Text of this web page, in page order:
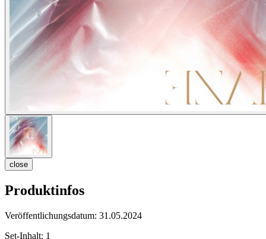
close
Produktinfos
Veröffentlichungsdatum: 31.05.2024
Set-Inhalt: 1